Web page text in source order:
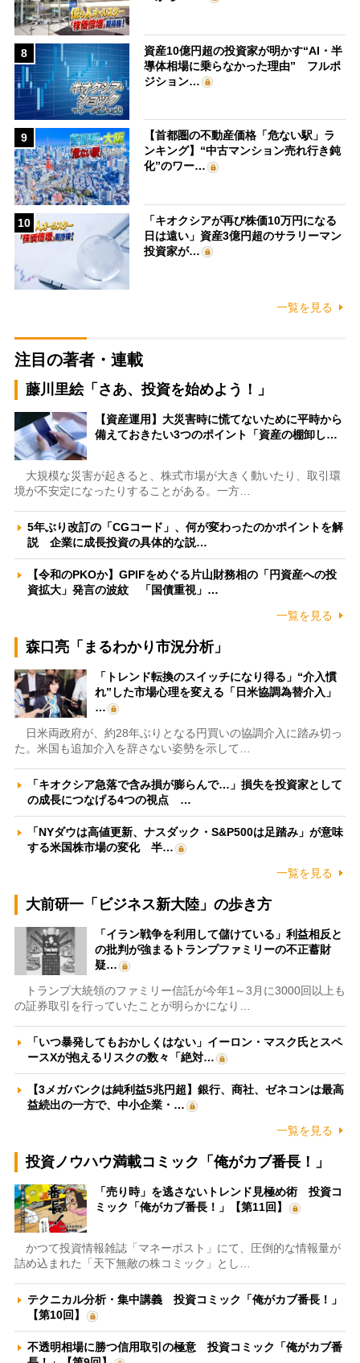
8
資産10億円超の投資家が明かす“AI・半
導体相場に乗らなかった理由” フルポ
ジション…
9
【首都圏の不動産価格「危ない駅」ラ
ンキング】“中古マンション売れ行き鈍
化”のワー…
10
「キオクシアが再び株価10万円になる
日は遠い」資産3億円超のサラリーマン
投資家が…
一覧を見る
注目の著者・連載
藤川里絵「さあ、投資を始めよう！」
【資産運用】大災害時に慌てないために平時から
備えておきたい3つのポイント「資産の棚卸し…
大規模な災害が起きると、株式市場が大きく動いたり、取引環
境が不安定になったりすることがある。一方…
5年ぶり改訂の「CGコード」、何が変わったのかポイントを解
説 企業に成長投資の具体的な説…
【令和のPKOか】GPIFをめぐる片山財務相の「円資産への投
資拡大」発言の波紋 「国債重視」…
一覧を見る
森口亮「まるわかり市況分析」
「トレンド転換のスイッチになり得る」“介入慣
れ”した市場心理を変える「日米協調為替介入」
…
日米両政府が、約28年ぶりとなる円買いの協調介入に踏み切っ
た。米国も追加介入を辞さない姿勢を示して…
「キオクシア急落で含み損が膨らんで…」損失を投資家として
の成長につなげる4つの視点 …
「NYダウは高値更新、ナスダック・S&P500は足踏み」が意味
する米国株市場の変化 半…
一覧を見る
大前研一「ビジネス新大陸」の歩き方
「イラン戦争を利用して儲けている」利益相反と
の批判が強まるトランプファミリーの不正蓄財
疑…
トランプ大統領のファミリー信託が今年1～3月に3000回以上も
の証券取引を行っていたことが明らかになり…
「いつ暴発してもおかしくはない」イーロン・マスク氏とスペ
ースXが抱えるリスクの数々「絶対…
【3メガバンクは純利益5兆円超】銀行、商社、ゼネコンは最高
益続出の一方で、中小企業・…
一覧を見る
投資ノウハウ満載コミック「俺がカブ番長！」
「売り時」を逃さないトレンド見極め術 投資コ
ミック「俺がカブ番長！」【第11回】
かつて投資情報雑誌「マネーポスト」にて、圧倒的な情報量が
詰め込まれた「天下無敵の株コミック」とし…
テクニカル分析・集中講義 投資コミック「俺がカブ番長！」
【第10回】
不透明相場に勝つ信用取引の極意 投資コミック「俺がカブ番